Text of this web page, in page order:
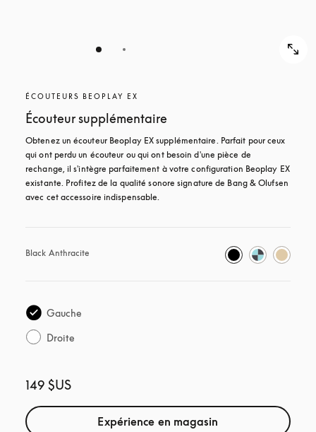
ÉCOUTEURS BEOPLAY EX
Écouteur supplémentaire
Obtenez un écouteur Beoplay EX supplémentaire. Parfait pour ceux
qui ont perdu un écouteur ou qui ont besoin d'une pièce de
rechange, il s'intègre parfaitement à votre configuration Beoplay EX
existante. Profitez de la qualité sonore signature de Bang & Olufsen
avec cet accessoire indispensable.
Black Anthracite
Gauche
Droite
149 $US
Expérience en magasin